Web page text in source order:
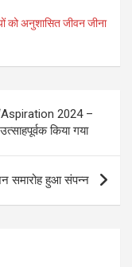
को अनुशासित जीवन जीना
“Aspiration 2024 –
किया गया
समारोह हुआ संपन्न